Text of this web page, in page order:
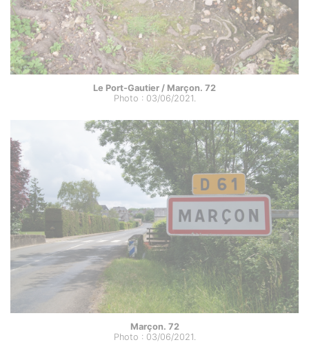
Le Port-Gautier / Marçon. 72
Photo : 03/06/2021.
Marçon. 72
Photo : 03/06/2021.